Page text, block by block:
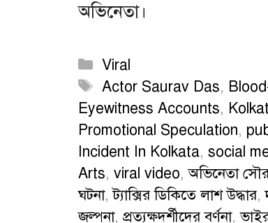
অভিনেতা।
Categories
Viral
Tags
Actor Saurav Das,
Eyewitness Accounts,
Promotional Speculation,
Incident In Kolkata, social
Arts, viral video,অভিনেতা
ঘটনা,ট্যাক্সির ডিকিতে লাশ উদ্ধার,
জল্পনা, প্রত্যক্ষদর্শীদের বর্ণনা,